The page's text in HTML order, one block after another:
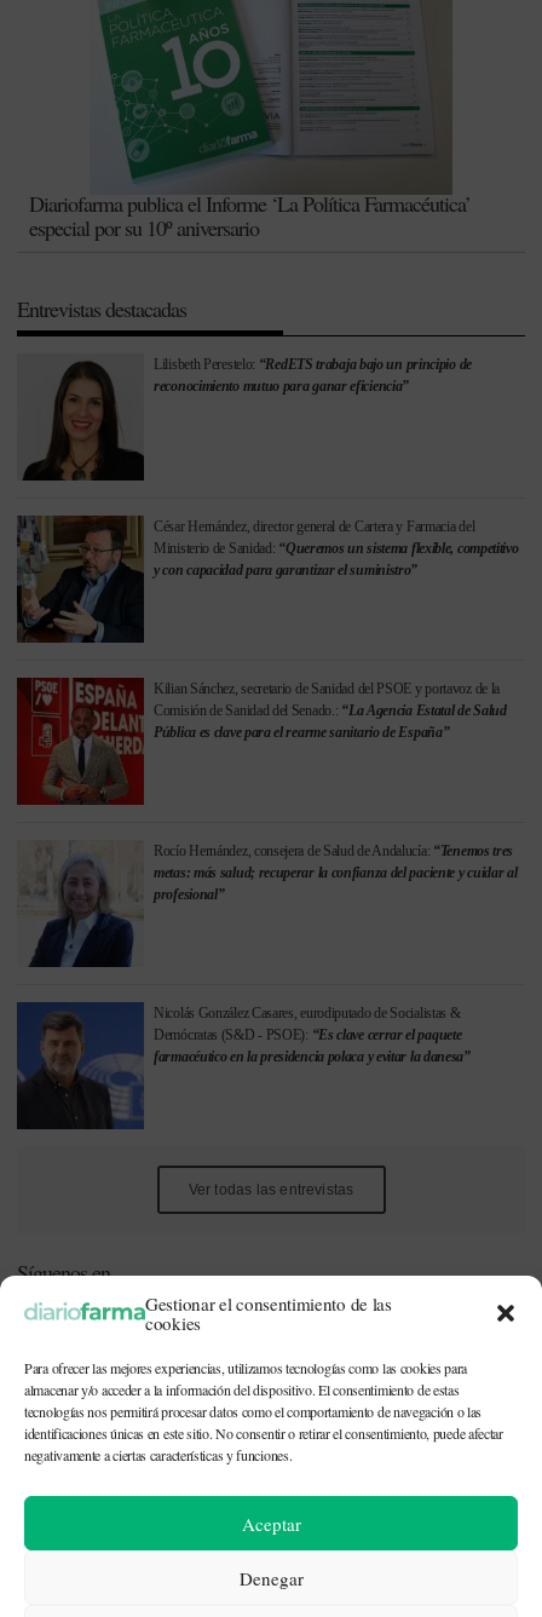
Gestionar el consentimiento de las
cookies
Para ofrecer las mejores experiencias, utilizamos tecnologías como las cookies para
almacenar y/o acceder a la información del dispositivo. El consentimiento de estas
tecnologías nos permitirá procesar datos como el comportamiento de navegación o las
identificaciones únicas en este sitio. No consentir o retirar el consentimiento, puede afectar
negativamente a ciertas características y funciones.
Aceptar
Denegar
Diariofarma publica el Informe ‘La Política Farmacéutica’
especial por su 10º aniversario
Entrevistas destacadas
Lilisbeth Perestelo: “RedETS trabaja bajo un principio de
reconocimiento mutuo para ganar eficiencia”
César Hernández, director general de Cartera y Farmacia del
Ministerio de Sanidad: “Queremos un sistema flexible, competitivo
y con capacidad para garantizar el suministro”
Kilian Sánchez, secretario de Sanidad del PSOE y portavoz de la
Comisión de Sanidad del Senado.: “La Agencia Estatal de Salud
Pública es clave para el rearme sanitario de España”
Rocío Hernández, consejera de Salud de Andalucía: “Tenemos tres
metas: más salud; recuperar la confianza del paciente y cuidar al
profesional”
Nicolás González Casares, eurodiputado de Socialistas &
Demócratas (S&D - PSOE): “Es clave cerrar el paquete
farmacéutico en la presidencia polaca y evitar la danesa”
Ver todas las entrevistas
Síguenos en
Este periódico está dirigido a profesionales sanitarios (médicos,
enfermeros, farmacéuticos) implicados en la prescripción o
farmacéutica y gestores o personas implicadas en la política